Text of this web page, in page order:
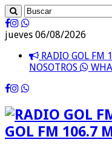
jueves 06/08/2026
RADIO GOL FM
NOSOTROS
GOL FM 106.7